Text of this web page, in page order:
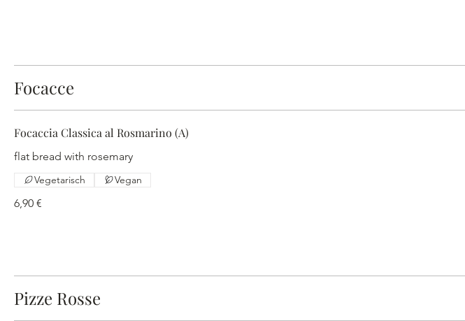
Focacce
Focaccia Classica al Rosmarino (A)
flat bread with rosemary
6,90 €
Vegetarisch Vegan
Pizze Rosse